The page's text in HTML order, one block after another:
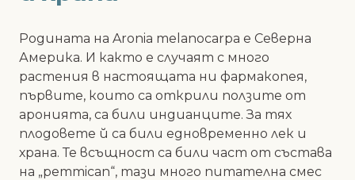
Родината на Aronia melanocarpa е Северна
Америка. И както е случаят с много
растения в настоящата ни фармакопея,
първите, които са открили ползите от
аронията, са били индианците. За тях
плодовете й са били едновременно лек и
храна. Те всъщност са били част от състава
на „pemmican“, тази много питателна смес